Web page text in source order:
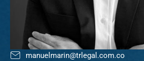
manuelmarin@trlegal.com.co